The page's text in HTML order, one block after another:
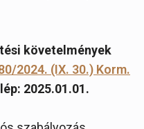
követelmények
2024. (IX. 30.) Korm.
2025.01.01.